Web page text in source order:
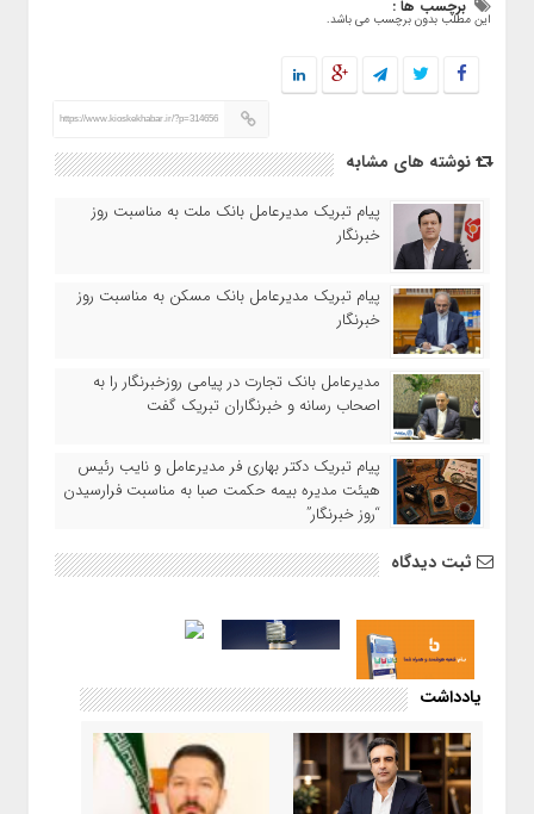
برچسب ها :
این مطلب بدون برچسب می باشد.
https://www.kioskekhabar.ir/?p=314656
نوشته های مشابه
پیام تبریک مدیرعامل بانک ملت به مناسبت روز
خبرنگار
پیام تبریک مدیرعامل بانک مسکن به مناسبت روز
خبرنگار
مدیرعامل بانک تجارت در پیامی روزخبرنگار را به
اصحاب رسانه و خبرنگاران تبریک گفت
پیام تبریک دکتر بهاری فر مدیرعامل و نایب رئیس
هیئت مدیره بیمه حکمت صبا به مناسبت فرارسیدن
“روز خبرنگار”
ثبت دیدگاه
یادداشت